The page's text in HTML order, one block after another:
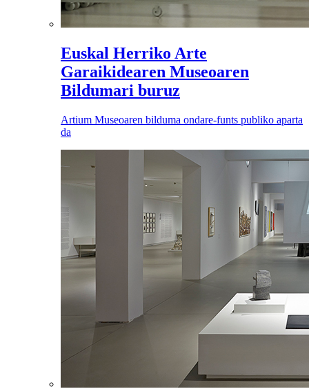
Euskal Herriko Arte
Garaikidearen Museoaren
Bildumari buruz
Artium Museoaren bilduma ondare-funts publiko aparta
da